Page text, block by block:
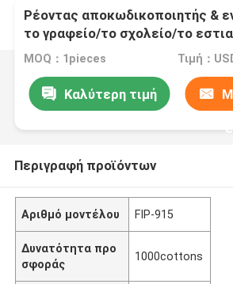
Ρέοντας αποκωδικοποιητής &
το γραφείο/το σχολείο/το
MOQ：1pieces Τιμή：
Καλύτερη τιμή
Περιγραφή προϊόντων
Αριθμό μοντέλου FIP-915
Δυνατότητα προ
σφοράς
1000cottons